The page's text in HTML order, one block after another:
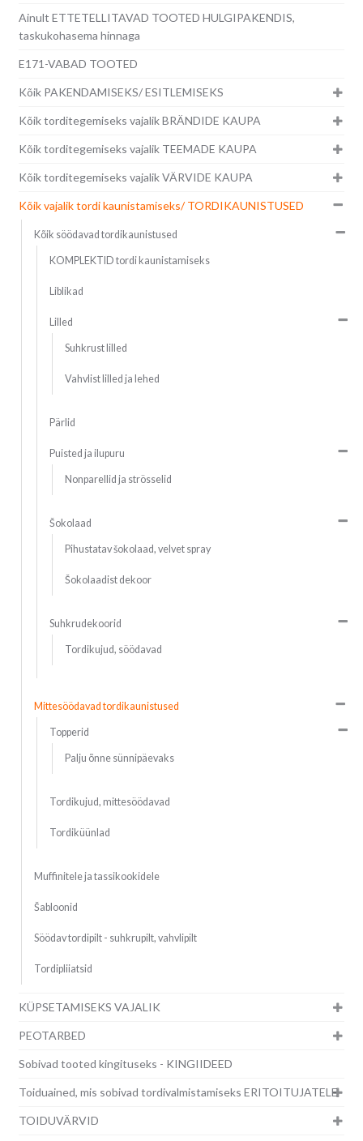
Ainult ETTETELLITAVAD TOOTED HULGIPAKENDIS,
taskukohasema hinnaga
E171-VABAD TOOTED
Kõik PAKENDAMISEKS/ ESITLEMISEKS
Kõik torditegemiseks vajalik BRÄNDIDE KAUPA
Kõik torditegemiseks vajalik TEEMADE KAUPA
Kõik torditegemiseks vajalik VÄRVIDE KAUPA
Kõik vajalik tordi kaunistamiseks/ TORDIKAUNISTUSED
Kõik söödavad tordikaunistused
KOMPLEKTID tordi kaunistamiseks
Liblikad
Lilled
Suhkrust lilled
Vahvlist lilled ja lehed
Pärlid
Puisted ja ilupuru
Nonparellid ja strösselid
Šokolaad
Pihustatav šokolaad, velvet spray
Šokolaadist dekoor
Suhkrudekoorid
Tordikujud, söödavad
Mittesöödavad tordikaunistused
Topperid
Palju õnne sünnipäevaks
Tordikujud, mittesöödavad
Tordiküünlad
Muffinitele ja tassikookidele
Šabloonid
Söödav tordipilt - suhkrupilt, vahvlipilt
Tordipliiatsid
KÜPSETAMISEKS VAJALIK
PEOTARBED
Sobivad tooted kingituseks - KINGIIDEED
Toiduained, mis sobivad tordivalmistamiseks ERITOITUJATELE
TOIDUVÄRVID